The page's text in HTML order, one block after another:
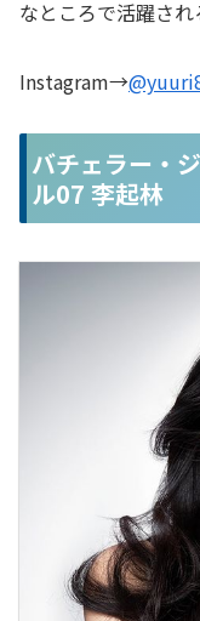
なところで活躍され
Instagram→
バチェラー・
ル07 李起林